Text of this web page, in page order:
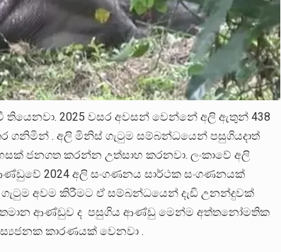
තියෙනවා. 2025 වසර අවසන් වෙන්නේ අලි ඇතුන් 438
ගනිමින් . අලි මිනිස් ගැටුම සම්බන්ධයෙන් පසුගියදාත්
ජනගත කරන්න උත්සාහ කරනවා. ලංකාවේ අලි
2024 අලි සංගණනය සාර්ථක සංගණනයක්
අවම කිරීමට ඒ සම්බන්ධයෙන් දැඩි උනන්දුවක්
ආණ්ඩුව ද පසුගිය ආණ්ඩු මෙන්ම අත්තනෝමතික
කාරණයක් වෙනවා .